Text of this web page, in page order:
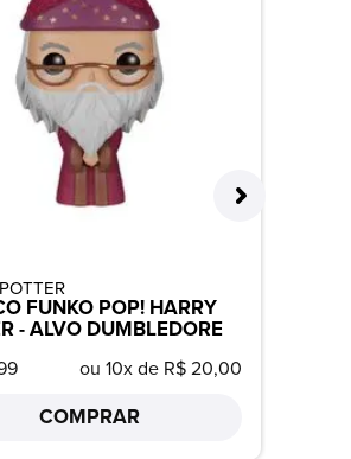
FUNKO POP! HARRY
- ALVO DUMBLEDORE
ou 10x de R$ 20,00
COMPRAR